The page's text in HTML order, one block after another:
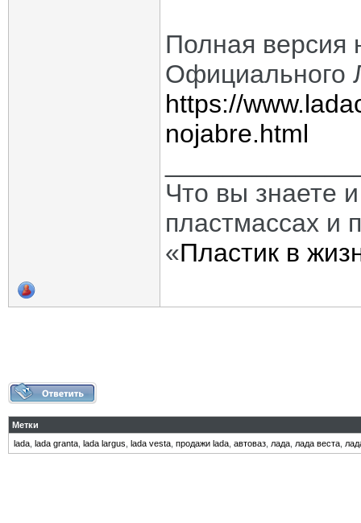
Полная версия
Официального
https://
nojabre.html
Что вы знаете
пластмассах и
«Пластик в
Метки
lada lada granta lada largus lada vesta продажи lada автоваз лада лада веста